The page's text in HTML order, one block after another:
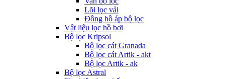
Lõi lọc vải
Đồng hồ áp bộ lọc
Vật liệu lọc hồ bơi
Bộ lọc Kripsol
Bộ lọc cát Granada
Bộ lọc cát Artik - akt
Bộ lọc Artik - ak
Bộ lọc Astral